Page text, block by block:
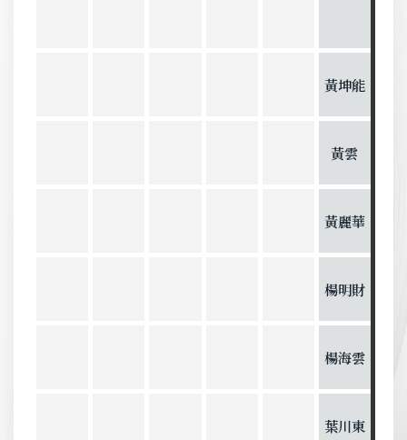
黃坤能
黃雲
黃麗華
楊明財
楊海雲
葉川東